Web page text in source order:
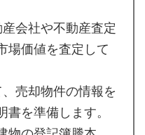
会社や不動産査定
場価値を査定して
売却物件の情報を
を準備します。